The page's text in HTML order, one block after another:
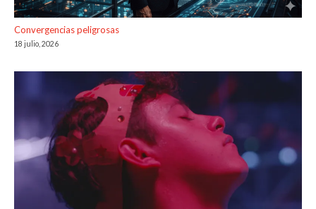
Convergencias peligrosas
18 julio, 2026